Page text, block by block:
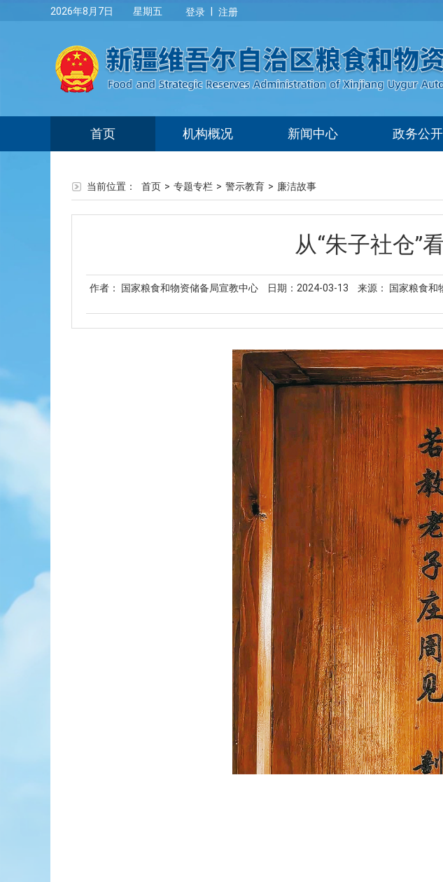
2026年8月7日 星期五 登录 注册
首页 机构概况 新闻中心 政务公开
当前位置： 首页 > 专题专栏 > 警示教育 > 廉洁故事
从“朱子社仓”
作者： 国家粮食和物资储备局宣教中心 日期：2024-03-13 来源： 国家粮食和